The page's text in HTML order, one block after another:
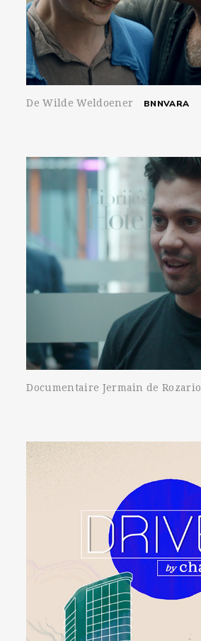
De Wilde Weldoener BNNVARA
Documentaire Jermain de Rozario